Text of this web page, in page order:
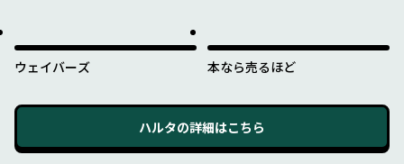
ウェイバーズ 本なら売るほど
ハルタの詳細はこちら